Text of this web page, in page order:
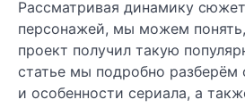
Рассматривая динамику
персонажей, мы можем
проект получил такую
статье мы подробно
и особенности сериала, а